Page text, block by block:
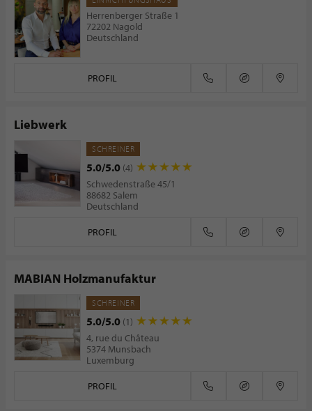
Herrenberger Straße 1
72202 Nagold
Deutschland
PROFIL
Liebwerk
SCHREINER
5.0/5.0 (4)
Schwedenstraße 45/1
88682 Salem
Deutschland
PROFIL
MABIAN Holzmanufaktur
SCHREINER
5.0/5.0 (1)
4, rue du Château
5374 Munsbach
Luxemburg
PROFIL